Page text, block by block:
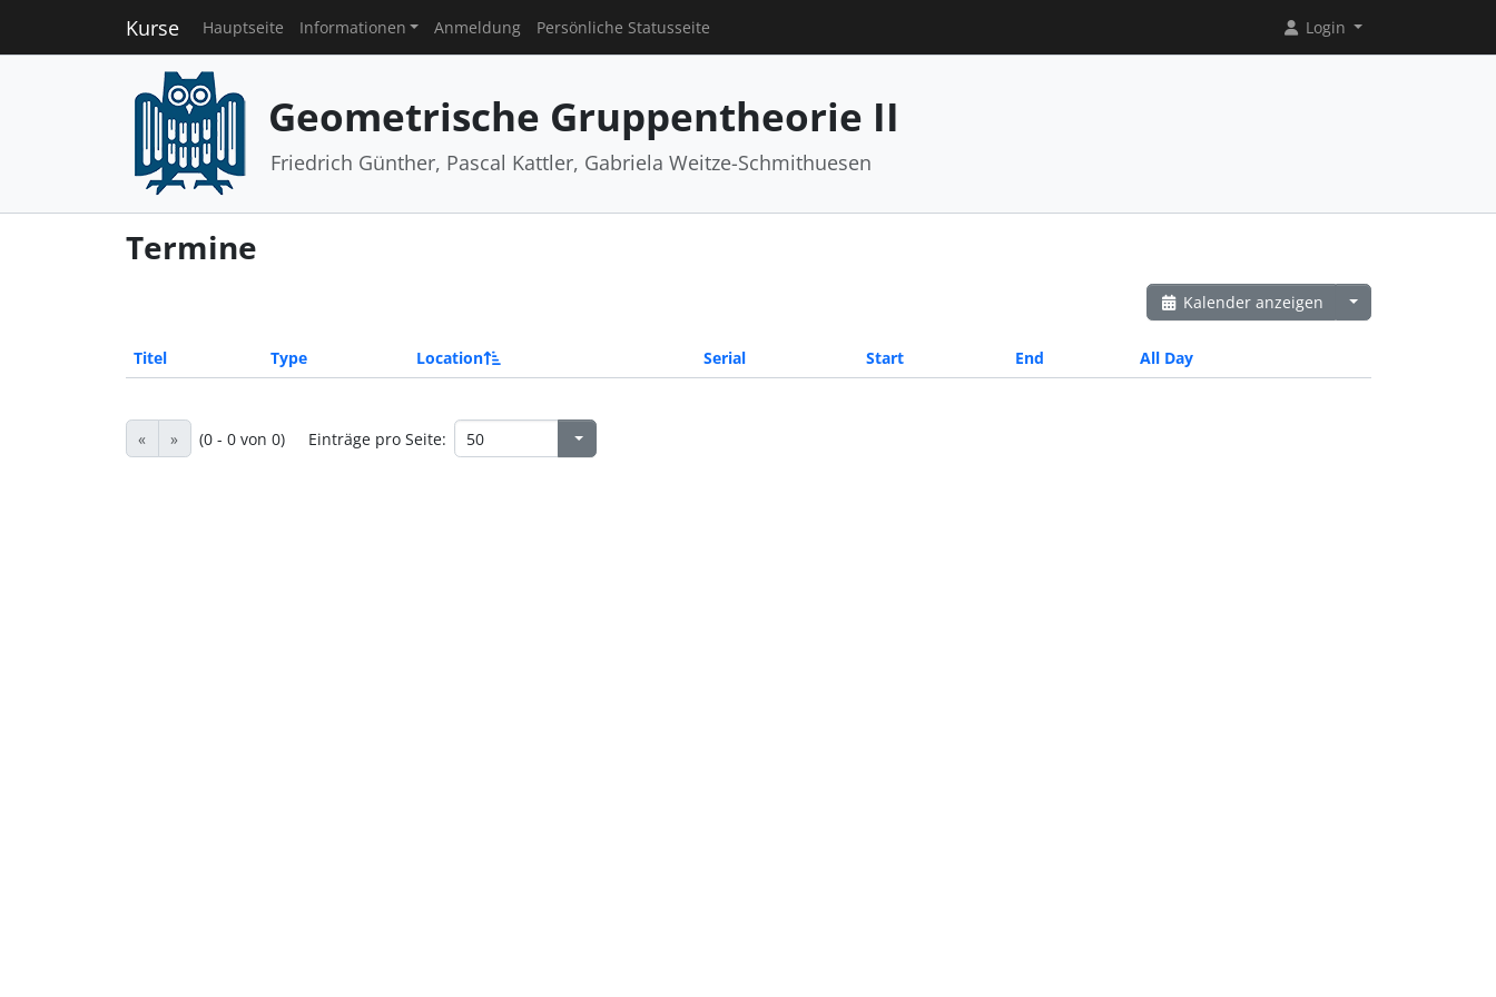
Kurse Hauptseite Informationen Anmeldung Persönliche Statusseite Login
Geometrische Gruppentheorie II
Friedrich Günther, Pascal Kattler, Gabriela Weitze-Schmithuesen
Termine
Kalender anzeigen
Titel Type Location Serial Start End All Day
« » (0 - 0 von 0) Einträge pro Seite: